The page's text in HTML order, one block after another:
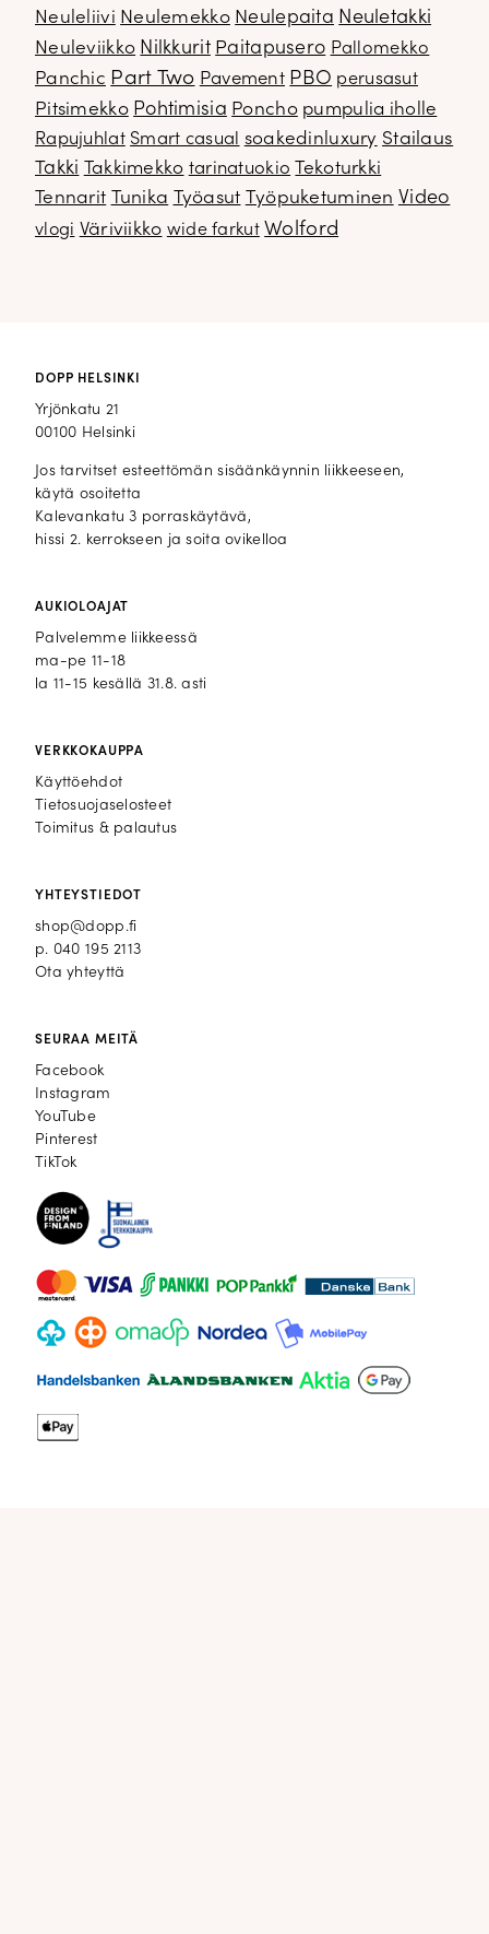
Neuleliivi Neulemekko Neulepaita Neuletakki
Neuleviikko Nilkkurit Paitapusero Pallomekko
Panchic Part Two Pavement PBO perusasut
Pitsimekko Pohtimisia Poncho pumpulia iholle
Rapujuhlat Smart casual soakedinluxury Stailaus
Takki
Takkimekko tarinatuokio
Tekoturkki
Tennarit
Tunika Työasut Työpuketuminen Video
vlogi Väriviikko wide farkut Wolford
DOPP HELSINKI
Yrjönkatu 21
00100 Helsinki
Jos tarvitset esteettömän sisäänkäynnin liikkeeseen,
käytä osoitetta
Kalevankatu 3 porraskäytävä,
hissi 2. kerrokseen ja soita ovikelloa
AUKIOLOAJAT
Palvelemme liikkeessä
ma-pe 11-18
la 11-15 kesällä 31.8. asti
VERKKOKAUPPA
Käyttöehdot
Tietosuojaselosteet
Toimitus & palautus
YHTEYSTIEDOT
shop@dopp.fi
p. 040 195 2113
Ota yhteyttä
SEURAA MEITÄ
Facebook
Facebook
Instagram
Instagram
YouTube
YouTube
Pinterest
Pinterest
TikTok
TikTok